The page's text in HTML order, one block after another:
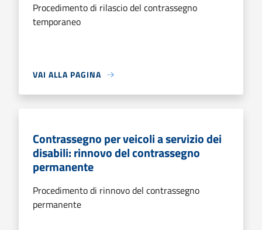
Procedimento di rilascio del contrassegno
temporaneo
VAI ALLA PAGINA
Contrassegno per veicoli a servizio dei
disabili: rinnovo del contrassegno
permanente
Procedimento di rinnovo del contrassegno
permanente